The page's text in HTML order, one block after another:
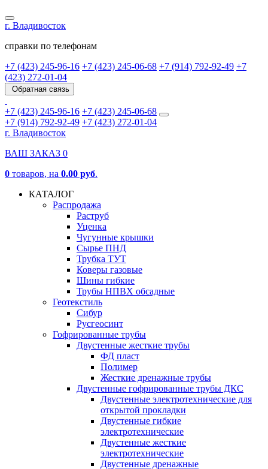
г. Владивосток
справки по телефонам
+7 (423) 245-96-16 +7 (423) 245-06-68 +7 (914) 792-92-49 +7
(423) 272-01-04
Обратная связь
+7 (423) 245-96-16 +7 (423) 245-06-68
+7 (914) 792-92-49 +7 (423) 272-01-04
г. Владивосток
ВАШ ЗАКАЗ 0
0 товаров, на 0.00 руб.
КАТАЛОГ
Распродажа
Раструб
Уценка
Чугунные крышки
Сырье ПНД
Трубка ТУТ
Коверы газовые
Шины гибкие
Трубы НПВХ обсадные
Геотекстиль
Сибур
Русгеосинт
Гофрированные трубы
Двустенные жесткие трубы
ФД пласт
Полимер
Жесткие дренажные трубы
Двустенные гофрированные трубы ДКС
Двустенные электротехнические для
открытой прокладки
Двустенные гибкие
электротехнические
Двустенные жесткие
электротехнические
Двустенные дренажные